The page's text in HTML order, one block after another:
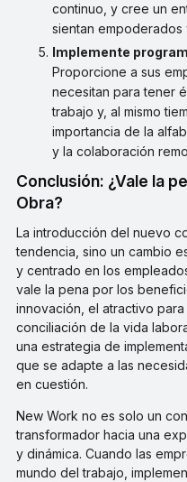
continuo, y cree un
sientan empoderados
Implemente
Proporcione a sus
necesitan para tener
trabajo y, al mismo
importancia de la
y la colaboración
Conclusión: ¿Vale la pena el concepto de Nueva
Obra?
La introducción del nuevo
tendencia, sino un cambio
y centrado en los
vale la pena por los
innovación, el atractivo
conciliación de la vida
una estrategia de
que se adapte a las
en cuestión.
New Work no es solo un
transformador hacia una
y dinámica. Cuando las
mundo del trabajo,